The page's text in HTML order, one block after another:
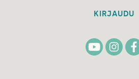
KIRJAUDU